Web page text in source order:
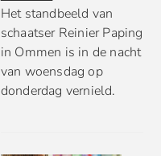
Het standbeeld van
schaatser Reinier Paping
in Ommen is in de nacht
van woensdag op
donderdag vernield.